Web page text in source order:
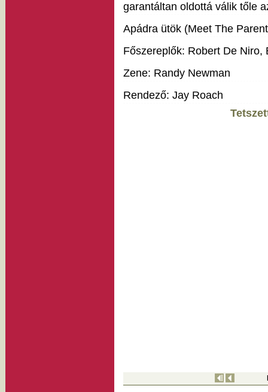
garantáltan oldottá válik tőle
Apádra ütök (Meet The
Főszereplők: Robert De Niro,
Zene: Randy Newman
Rendező: Jay Roach